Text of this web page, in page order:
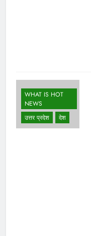
WHAT IS HOT
NEWS
उत्तर प्रदेश
देश